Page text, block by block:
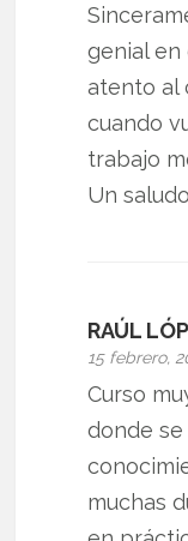
genial en
atento al
cuando
trabajo
Un saludo
RAÚL
15 febrero,
Curso
donde
muchas